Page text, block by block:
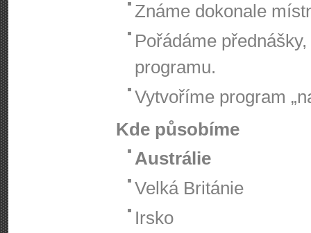
Známe dokonale
Pořádáme
programu.
Vytvoříme program
Kde působíme
Austrálie
Velká Británie
Irsko